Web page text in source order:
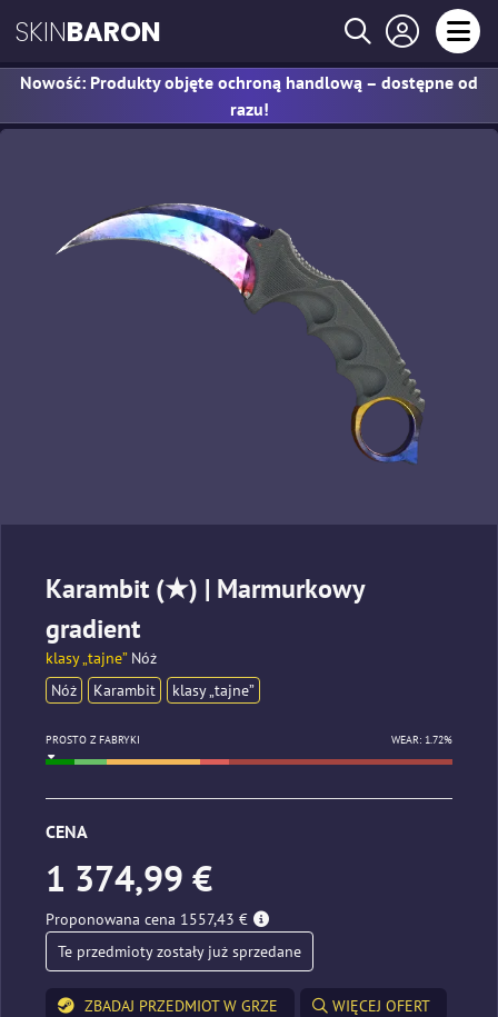
SKINBARON
Nowość: Produkty objęte ochroną handlową – dostępne od
razu!
Karambit (★) | Marmurkowy
gradient
klasy „tajne” Nóż
Nóż
Karambit klasy „tajne”
PROSTO Z FABRYKI WEAR: 1.72%
CENA
1 374,99 €
Proponowana cena 1557,43 €
Te przedmioty zostały już sprzedane
ZBADAJ PRZEDMIOT W GRZE WIĘCEJ OFERT